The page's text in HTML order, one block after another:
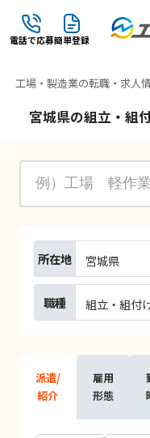
電話で応募簡単登録
工場・製造業の転職・求人
宮城県の組立・組
所在地 宮城県
職種 組立・組付
派遣/
紹介
雇用
形態